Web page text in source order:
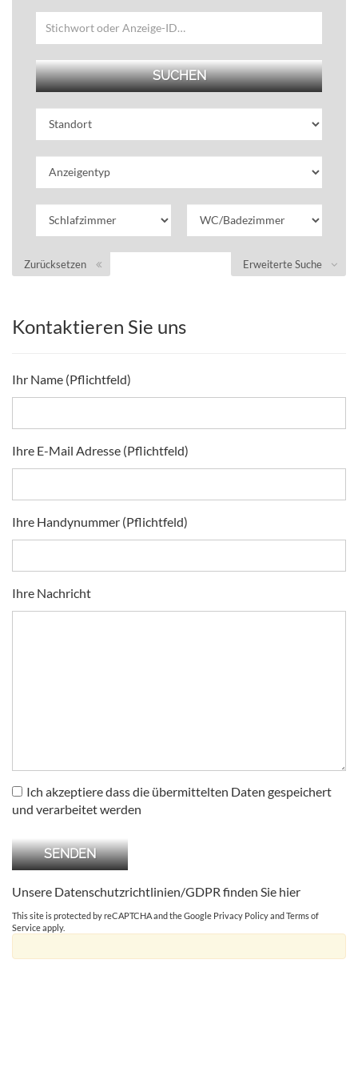
Erweiterte Suche
Zurücksetzen
Kontaktieren Sie uns
Ihr Name (Pflichtfeld)
Ihre E-Mail Adresse (Pflichtfeld)
Ihre Handynummer (Pflichtfeld)
Ihre Nachricht
Ich akzeptiere dass die übermittelten Daten gespeichert
und verarbeitet werden
Unsere Datenschutzrichtlinien/GDPR finden Sie hier
This site is protected by reCAPTCHA and the Google Privacy PolicyandTerms of
Serviceapply.